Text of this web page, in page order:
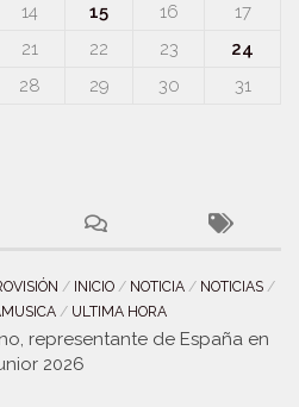
14 15 16
17
21 22 23
24
28 29 30
31
/ INICIO / NOTICIA / NOTICIAS /
/ ULTIMA HORA
representante de España en
2026